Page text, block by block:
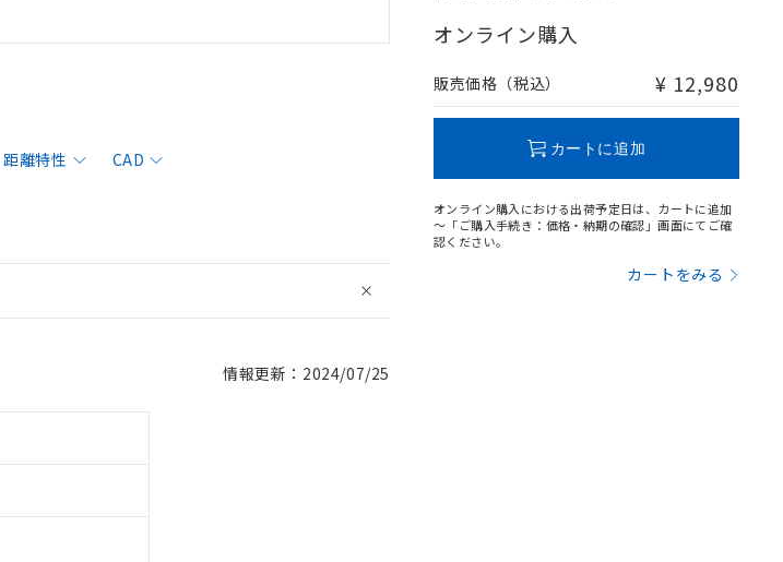
距離特性
CAD
情報更新：2024/07/25
オンライン購入
販売価格（税込） ¥ 12,980
カートに追加
オンライン購入における出荷予定日は、カートに追加
～「ご購入手続き：価格・納期の確認」画面にてご確
認ください。
カートをみる